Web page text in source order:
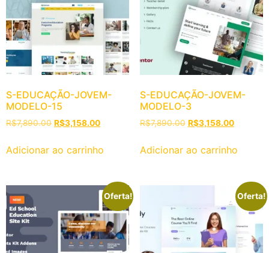
S-EDUCAÇÃO-JOVEM-
MODELO-15
R$7,890.00 R$3,158.00
Adicionar ao carrinho
S-EDUCAÇÃO-JOVEM-
MODELO-3
R$7,890.00 R$3,158.00
Adicionar ao carrinho
Oferta! Oferta!